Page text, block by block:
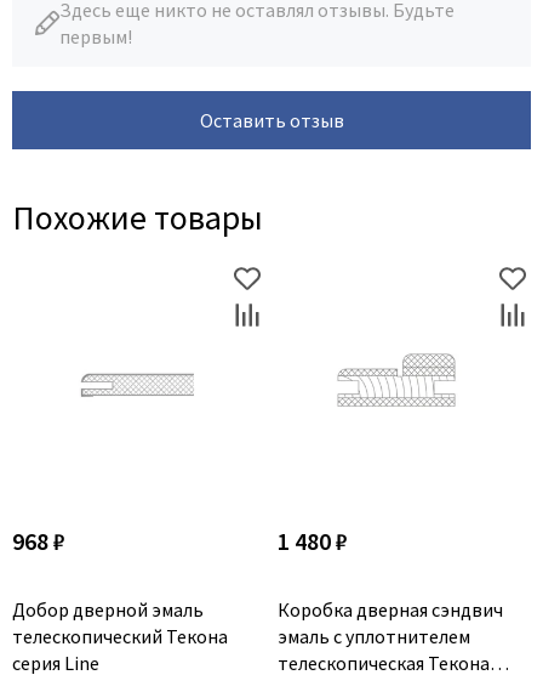
Здесь еще никто не оставлял отзывы. Будьте
первым!
Оставить отзыв
Похожие товары
968 ₽
Добор дверной эмаль
телескопический Текона
серия Line
1 480 ₽
Коробка дверная сэндвич
эмаль с уплотнителем
телескопическая Текона